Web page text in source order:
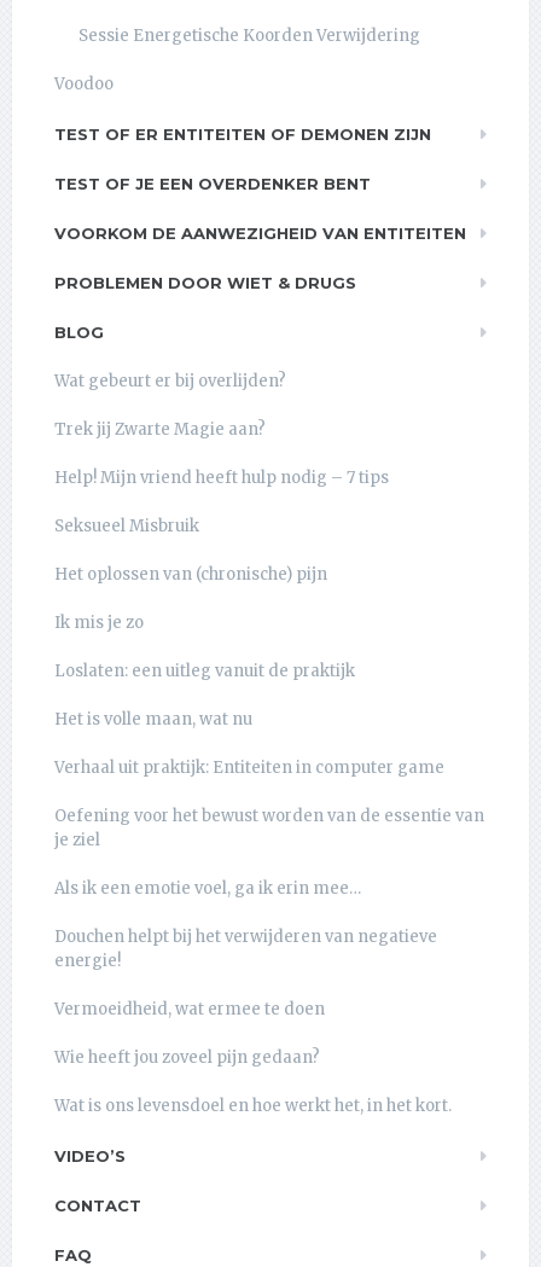
Sessie Energetische Koorden Verwijdering
Voodoo
TEST OF ER ENTITEITEN OF DEMONEN ZIJN
TEST OF JE EEN OVERDENKER BENT
VOORKOM DE AANWEZIGHEID VAN ENTITEITEN
PROBLEMEN DOOR WIET & DRUGS
BLOG
Wat gebeurt er bij overlijden?
Trek jij Zwarte Magie aan?
Help! Mijn vriend heeft hulp nodig – 7 tips
Seksueel Misbruik
Het oplossen van (chronische) pijn
Ik mis je zo
Loslaten: een uitleg vanuit de praktijk
Het is volle maan, wat nu
Verhaal uit praktijk: Entiteiten in computer game
Oefening voor het bewust worden van de essentie van
je ziel
Als ik een emotie voel, ga ik erin mee…
Douchen helpt bij het verwijderen van negatieve
energie!
Vermoeidheid, wat ermee te doen
Wie heeft jou zoveel pijn gedaan?
Wat is ons levensdoel en hoe werkt het, in het kort.
VIDEO’S
CONTACT
FAQ